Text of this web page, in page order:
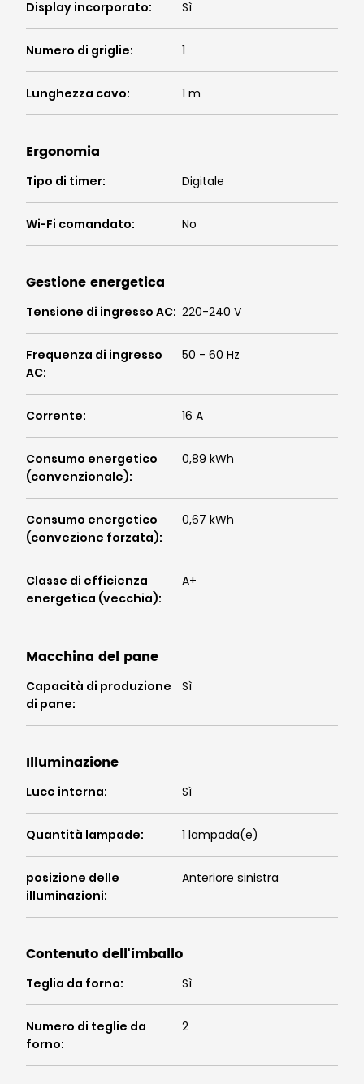
Display incorporato: Sì
Numero di griglie: 1
Lunghezza cavo: 1 m
Ergonomia
Tipo di timer: Digitale
Wi-Fi comandato: No
Gestione energetica
Tensione di ingresso AC: 220-240 V
Frequenza di ingresso
AC:
50 - 60 Hz
Corrente: 16 A
Consumo energetico
(convenzionale):
0,89 kWh
Consumo energetico
(convezione forzata):
0,67 kWh
Classe di efficienza
energetica (vecchia):
A+
Macchina del pane
Capacità di produzione
di pane:
Sì
Illuminazione
Luce interna: Sì
Quantità lampade: 1 lampada(e)
posizione delle
illuminazioni:
Anteriore sinistra
Contenuto dell'imballo
Teglia da forno: Sì
Numero di teglie da
forno:
2